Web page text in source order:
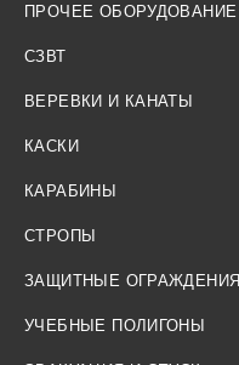
ПРОЧЕЕ ОБОРУДОВАНИЕ
СЗВТ
ВЕРЕВКИ И КАНАТЫ
КАСКИ
КАРАБИНЫ
СТРОПЫ
ЗАЩИТНЫЕ ОГРАЖДЕНИЯ
УЧЕБНЫЕ ПОЛИГОНЫ